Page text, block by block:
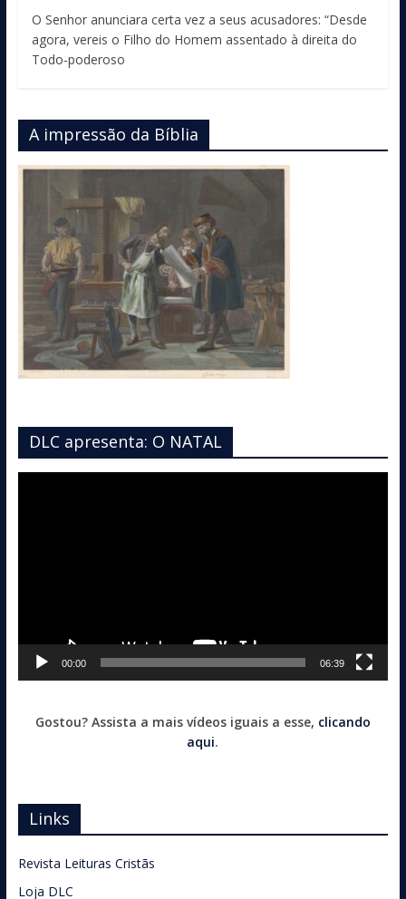
O Senhor anunciara certa vez a seus acusadores: “Desde
agora, vereis o Filho do Homem assentado à direita do
Todo-poderoso
A impressão da Bíblia
DLC apresenta: O NATAL
00:00 06:39
Gostou? Assista a mais vídeos iguais a esse, clicando
aqui.
Links
Revista Leituras Cristãs
Loja DLC